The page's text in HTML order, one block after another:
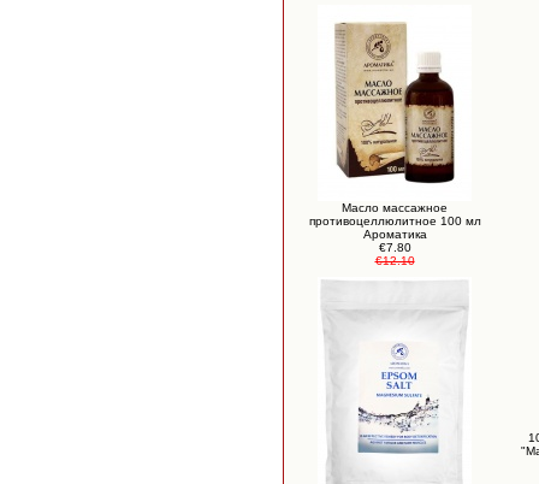
Масло массажное
противоцеллюлитное 100 мл
Ароматика
€7.80
€12.10